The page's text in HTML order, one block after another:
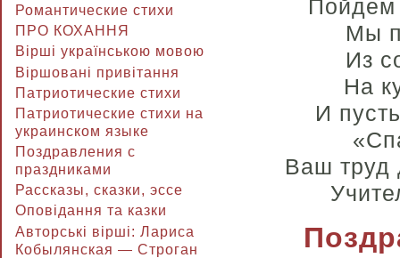
Романтические стихи
ПРО КОХАННЯ
Вірші українською мовою
Віршовані привітання
Патриотические стихи
Патриотические стихи на
украинском языке
Поздравления с
праздниками
Рассказы, сказки, эссе
Оповідання та казки
Авторські вірші: Лариса
Кобылянская — Строган
Пойдем
Мы
Из
На
И
Ваш труд